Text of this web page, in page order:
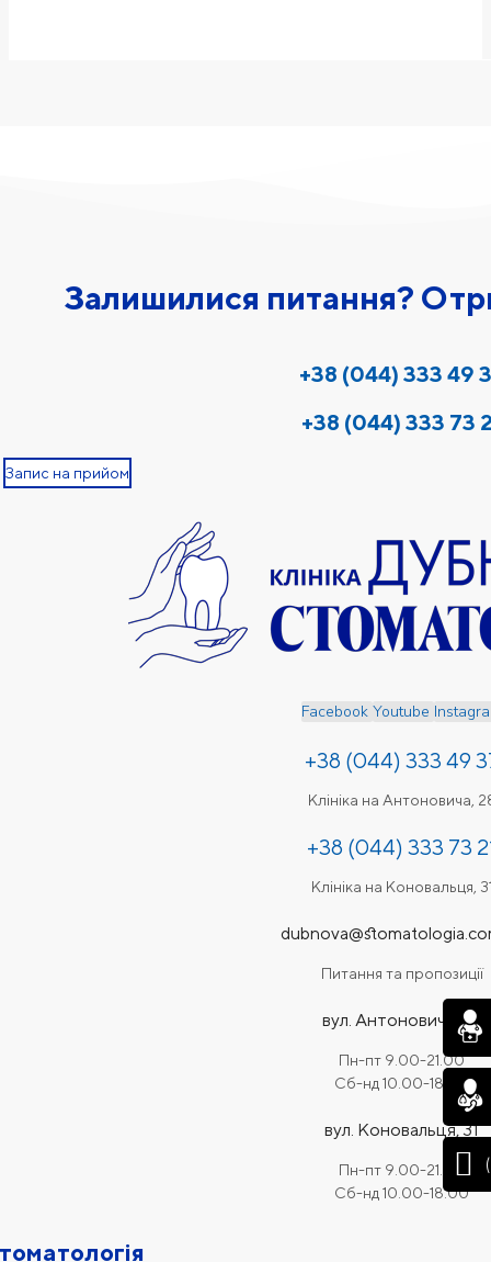
Залишилися питання?
+38 (044) 333 49
+38 (044) 333 73
Запис на прийом
Facebook Youtube
+38 (044) 333 49
Клініка на Антоновича,
+38 (044) 333 73
Клініка на Коновальця,
Питання та пропозиції
вул. Антоновича, 28
Пн-пт 9.00-21.00
Сб-нд 10.00-18.00
вул. Коновальця, 31
Пн-пт 9.00-21.00
Сб-нд 10.00-18.00